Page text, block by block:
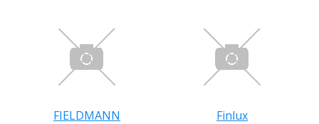
FIELDMANN Finlux